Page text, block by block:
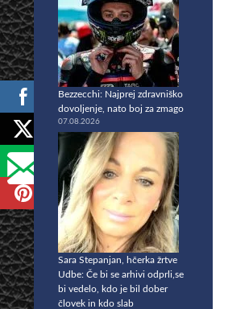
Bezzecchi: Najprej zdravniško
dovoljenje, nato boj za zmago
07.08.2026
Sara Stepanjan, hčerka žrtve
Udbe: Če bi se arhivi odprli,se
bi vedelo, kdo je bil dober
človek in kdo slab